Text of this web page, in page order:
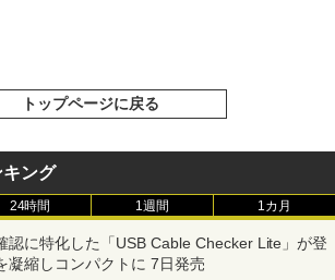
トップページに戻る
ング
24時間 1週間 1カ月
認に特化した「USB Cable Checker Lite」が登
凝縮しコンパクトに 7日発売